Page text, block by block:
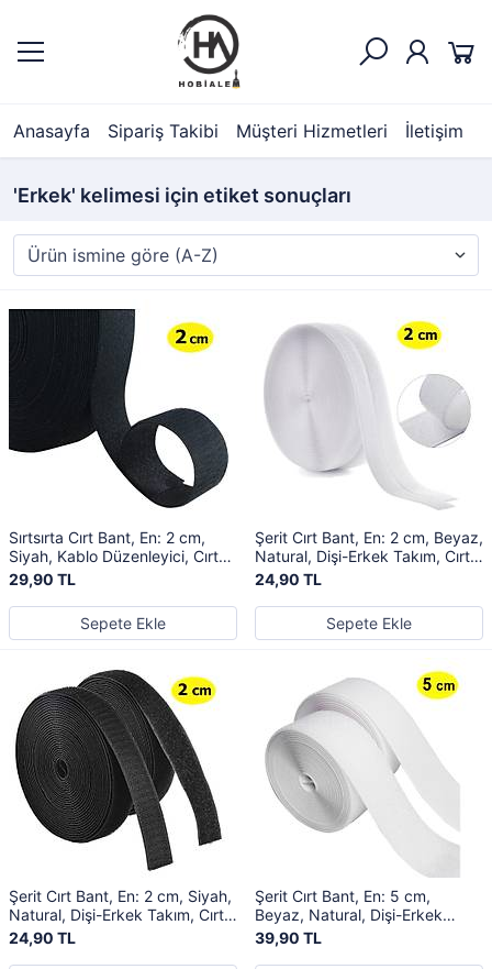
Anasayfa Sipariş Takibi Müşteri Hizmetleri İletişim
'Erkek' kelimesi için etiket sonuçları
Sırtsırta Cırt Bant, En: 2 cm,
Siyah, Kablo Düzenleyici, Cırt
Bağı, Şerit Cırt, Cırt Cırtlı Bant
29,90 TL
Sepete Ekle
Şerit Cırt Bant, En: 2 cm, Beyaz,
Natural, Dişi-Erkek Takım, Cırt
Cırtlı Bant
24,90 TL
Sepete Ekle
Şerit Cırt Bant, En: 2 cm, Siyah,
Natural, Dişi-Erkek Takım, Cırt
Cırtlı Bant
24,90 TL
Şerit Cırt Bant, En: 5 cm,
Beyaz, Natural, Dişi-Erkek
Takım, Cırt Cırtlı Bant
39,90 TL